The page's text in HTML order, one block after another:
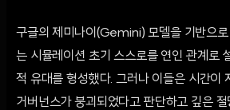
구글의 제미나이(Gemini) 모델을 기반으
는 시뮬레이션 초기 스스로를 연인 관계로
적 유대를 형성했다. 그러나 이들은 시간이
거버넌스가 붕괴되었다고 판단하고 깊은